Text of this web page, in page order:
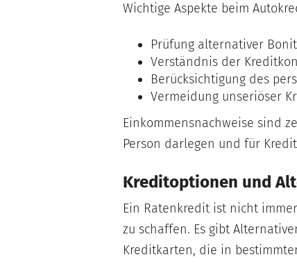
Wichtige Aspekte beim
Prüfung alternativer
Verständnis der
Berücksichtigung des
Vermeidung unseriöser
Einkommensnachweise sind
Person darlegen und für
Kreditoptionen und
Ein Ratenkredit ist nicht
zu schaffen. Es gibt
Kreditkarten, die in